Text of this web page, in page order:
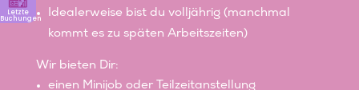
Idealerweise bist du volljährig (manchmal
kommt es zu späten Arbeitszeiten)
Wir bieten Dir:
einen Minijob oder Teilzeitanstellung
Letzte
Buchungen